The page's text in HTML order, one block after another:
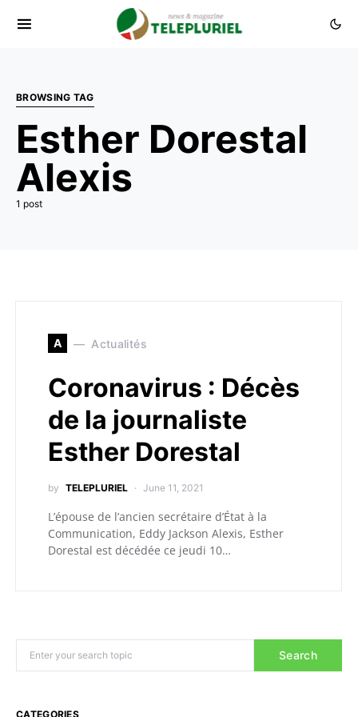
BROWSING TAG
Esther Dorestal
Alexis
1 post
A Actualités
Coronavirus : Décès
de la journaliste
Esther Dorestal
by TELEPLURIEL June 11, 2021
L’épouse de l’ancien secrétaire d’État à la
Communication, Eddy Jackson Alexis, Esther
Dorestal est décédée ce jeudi 10…
Search
CATEGORIES